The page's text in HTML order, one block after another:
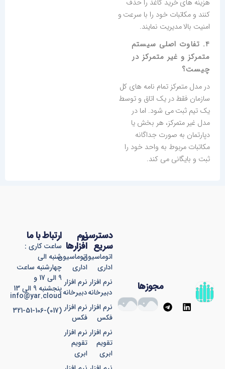
هزینه های خرید کاغذ را حذف
کنند و مکاتبات خود را با سرعت و
امنیت بالا مدیریت نمایند.
4. تفاوت اصلی سیستم
متمرکز و غیر متمرکز در
چیست؟
در مدل متمرکز تمام نامه های کل
سازمان فقط در یک اتاق و توسط
یک تیم ثبت می شود. اما در
مدل غیر متمرکز، هر بخش یا
دپارتمان به صورت جداگانه
مکاتبات مربوط به واحد خود را
ثبت و بایگانی می کند.
نرم
افزارها
اتوماسیون
اداری
نرم افزار
دبیرخانه
نرم افزار
فکس
نرم افزار
تقویم
ابری
دسترسی
سریع
اتوماسیون
اداری
نرم افزار
دبیرخانه
نرم افزار
فکس
نرم افزار
تقویم
ابری
ارتباط با ما
ساعت کاری :
شنبه الی
چهارشنبه ساعت
9 الی 17 و
پنجشنبه 9 الی 13
info@yar.cloud
(017)-321-51-106
مجوزها
L
i
T
e